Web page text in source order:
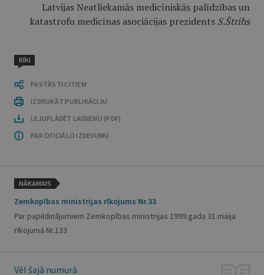
Latvijas Neatliekamās medicīniskās palīdzības un
katastrofu medicīnas asociācijas prezidents S.Štrihs
RĪKI
PASTĀSTI CITIEM
IZDRUKĀT PUBLIKĀCIJU
LEJUPLĀDĒT LAIDIENU (PDF)
PAR OFICIĀLO IZDEVUMU
NĀKAMAIS
Zemkopības ministrijas rīkojums Nr.33
Par papildinājumiem Zemkopības ministrijas 1999.gada 31.maija
rīkojumā Nr.133
Vēl šajā numurā